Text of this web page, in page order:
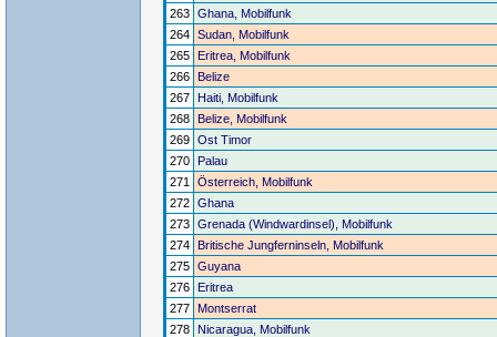
263 Ghana, Mobilfunk
264 Sudan, Mobilfunk
265 Eritrea, Mobilfunk
266 Belize
267
Haiti, Mobilfunk
268 Belize, Mobilfunk
269 Ost Timor
270
Palau
271
Österreich, Mobilfunk
272 Ghana
273 Grenada (Windwardinsel), Mobilfunk
274 Britische Jungferninseln, Mobilfunk
275 Guyana
276
Eritrea
277 Montserrat
278
Nicaragua, Mobilfunk